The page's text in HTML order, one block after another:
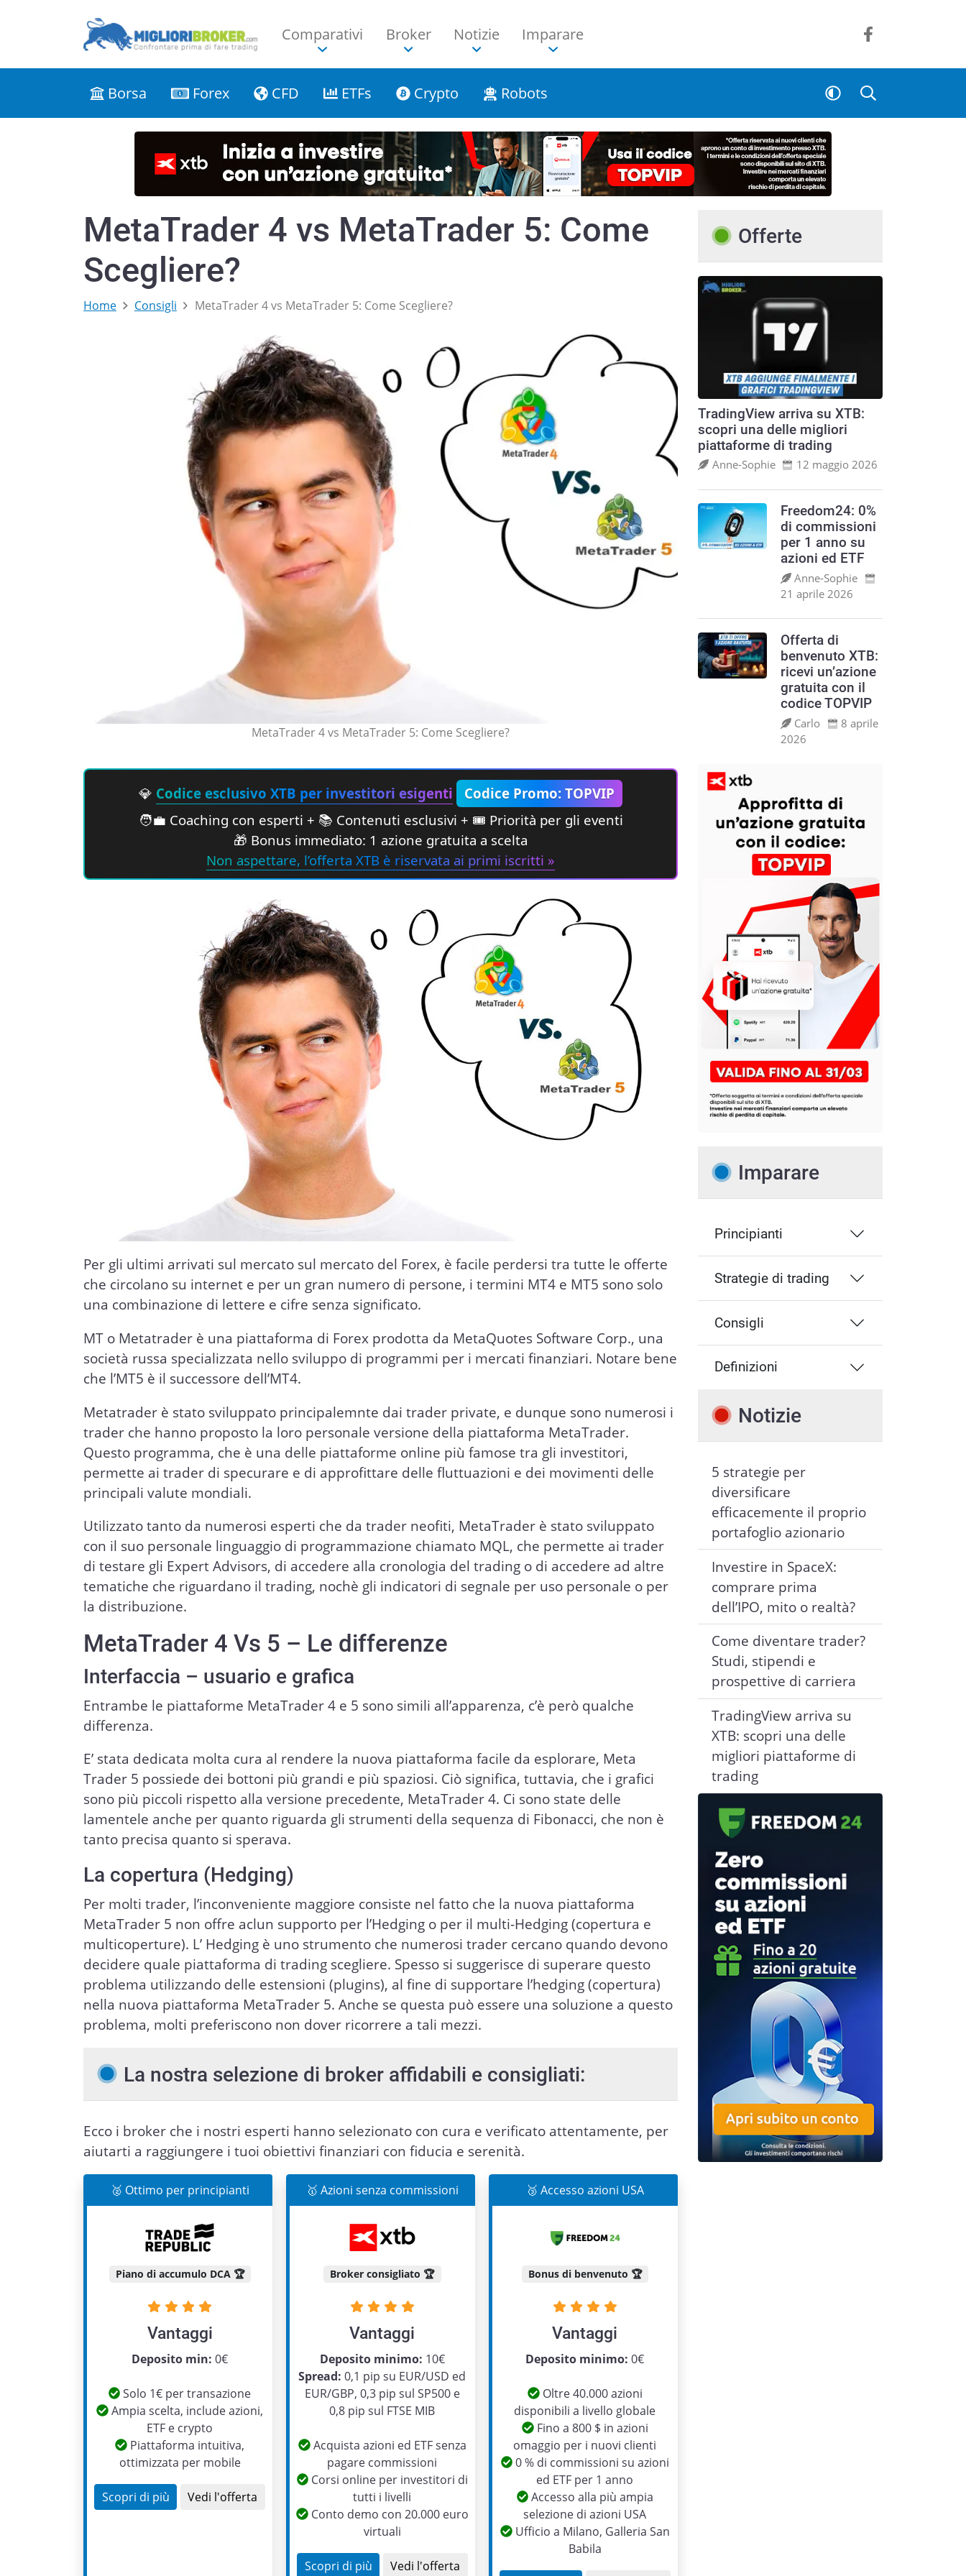
Comparativi Broker Notizie Imparare
Borsa Forex CFD ETFs Crypto Robots
MetaTrader 4 vs MetaTrader 5: Come
Scegliere?
Home Consigli MetaTrader 4 vs MetaTrader 5: Come Scegliere?
MetaTrader 4 vs MetaTrader 5: Come Scegliere?
💎 Codice esclusivo XTB per investitori esigenti
Codice Promo: TOPVIP
🧑‍💼 Coaching con esperti + 📚 Contenuti esclusivi + 🎟 Priorità per gli eventi
🎁 Bonus immediato: 1 azione gratuita a scelta
Non aspettare, l’offerta XTB è riservata ai primi iscritti »
Per gli ultimi arrivati sul mercato sul mercato del Forex, è facile perdersi tra tutte le offerte
che circolano su internet e per un gran numero di persone, i termini MT4 e MT5 sono solo
una combinazione di lettere e cifre senza significato.
MT o Metatrader è una piattaforma di Forex prodotta da MetaQuotes Software Corp., una
società russa specializzata nello sviluppo di programmi per i mercati finanziari. Notare bene
che l’MT5 è il successore dell’MT4.
Metatrader è stato sviluppato principalemnte dai trader private, e dunque sono numerosi i
trader che hanno proposto la loro personale versione della piattaforma MetaTrader.
Questo programma, che è una delle piattaforme online più famose tra gli investitori,
permette ai trader di specurare e di approfittare delle fluttuazioni e dei movimenti delle
principali valute mondiali.
Utilizzato tanto da numerosi esperti che da trader neofiti, MetaTrader è stato sviluppato
con il suo personale linguaggio di programmazione chiamato MQL, che permette ai trader
di testare gli Expert Advisors, di accedere alla cronologia del trading o di accedere ad altre
tematiche che riguardano il trading, nochè gli indicatori di segnale per uso personale o per
la distribuzione.
MetaTrader 4 Vs 5 – Le differenze
Interfaccia – usuario e grafica
Entrambe le piattaforme MetaTrader 4 e 5 sono simili all’apparenza, c’è però qualche
differenza.
E’ stata dedicata molta cura al rendere la nuova piattaforma facile da esplorare, Meta
Trader 5 possiede dei bottoni più grandi e più spaziosi. Ciò significa, tuttavia, che i grafici
sono più piccoli rispetto alla versione precedente, MetaTrader 4. Ci sono state delle
lamentele anche per quanto riguarda gli strumenti della sequenza di Fibonacci, che non è
tanto precisa quanto si sperava.
La copertura (Hedging)
Per molti trader, l’inconveniente maggiore consiste nel fatto che la nuova piattaforma
MetaTrader 5 non offre aclun supporto per l’Hedging o per il multi-Hedging (copertura e
multicoperture). L’ Hedging è uno strumento che numerosi trader cercano quando devono
decidere quale piattaforma di trading scegliere. Spesso si suggerisce di superare questo
problema utilizzando delle estensioni (plugins), al fine di supportare l’hedging (copertura)
nella nuova piattaforma MetaTrader 5. Anche se questa può essere una soluzione a questo
problema, molti preferiscono non dover ricorrere a tali mezzi.
La nostra selezione di broker affidabili e consigliati:
Ecco i broker che i nostri esperti hanno selezionato con cura e verificato attentamente, per
aiutarti a raggiungere i tuoi obiettivi finanziari con fiducia e serenità.
🥈 Ottimo per principianti
Piano di accumulo DCA 🏆
Vantaggi
Deposito min: 0€
Solo 1€ per transazione
Ampia scelta, include azioni,
ETF e crypto
Piattaforma intuitiva,
ottimizzata per mobile
Scopri di più Vedi l'offerta
🥇 Azioni senza commissioni
Broker consigliato 🏆
Vantaggi
Deposito minimo: 10€
Spread: 0,1 pip su EUR/USD ed
EUR/GBP, 0,3 pip sul SP500 e
0,8 pip sul FTSE MIB
Acquista azioni ed ETF senza
pagare commissioni
Corsi online per investitori di
tutti i livelli
Conto demo con 20.000 euro
virtuali
Scopri di più Vedi l'offerta
🥉 Accesso azioni USA
Bonus di benvenuto 🏆
Vantaggi
Deposito minimo: 0€
Oltre 40.000 azioni
disponibili a livello globale
Fino a 800 $ in azioni
omaggio per i nuovi clienti
0 % di commissioni su azioni
ed ETF per 1 anno
Accesso alla più ampia
selezione di azioni USA
Ufficio a Milano, Galleria San
Babila
Offerte
TradingView arriva su XTB:
scopri una delle migliori
piattaforme di trading
Anne‑Sophie 12 maggio 2026
Freedom24: 0%
di commissioni
per 1 anno su
azioni ed ETF
Anne‑Sophie
21 aprile 2026
Offerta di
benvenuto XTB:
ricevi un’azione
gratuita con il
codice TOPVIP
Carlo
8 aprile
2026
Imparare
Principianti
Strategie di trading
Consigli
Definizioni
Notizie
5 strategie per
diversificare
efficacemente il proprio
portafoglio azionario
Investire in SpaceX:
comprare prima
dell’IPO, mito o realtà?
Come diventare trader?
Studi, stipendi e
prospettive di carriera
TradingView arriva su
XTB: scopri una delle
migliori piattaforme di
trading